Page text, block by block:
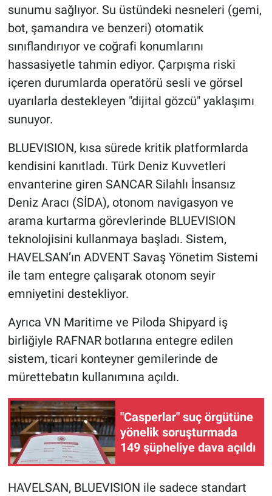
sunumu sağlıyor. Su üstündeki nesneleri (gemi,
bot, şamandıra ve benzeri) otomatik
sınıflandırıyor ve coğrafi konumlarını
hassasiyetle tahmin ediyor. Çarpışma riski
içeren durumlarda operatörü sesli ve görsel
uyarılarla destekleyen "dijital gözcü" yaklaşımı
sunuyor.
BLUEVISION, kısa sürede kritik platformlarda
kendisini kanıtladı. Türk Deniz Kuvvetleri
envanterine giren SANCAR Silahlı İnsansız
Deniz Aracı (SİDA), otonom navigasyon ve
arama kurtarma görevlerinde BLUEVISION
teknolojisini kullanmaya başladı. Sistem,
HAVELSAN’ın ADVENT Savaş Yönetim Sistemi
ile tam entegre çalışarak otonom seyir
emniyetini destekliyor.
Ayrıca VN Maritime ve Piloda Shipyard iş
birliğiyle RAFNAR botlarına entegre edilen
sistem, ticari konteyner gemilerinde de
mürettebatın kullanımına açıldı.
"Casperlar" suç örgütüne
yönelik soruşturmada
149 şüpheliye dava açıldı
HAVELSAN, BLUEVISION ile sadece standart